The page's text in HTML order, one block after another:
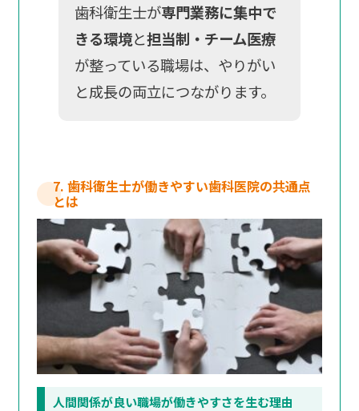
歯科衛生士が専門業務に集中で
きる環境と担当制・チーム医療
が整っている職場は、やりがい
と成長の両立につながります。
7. 歯科衛生士が働きやすい歯科医院の共通点
とは
人間関係が良い職場が働きやすさを生む理由